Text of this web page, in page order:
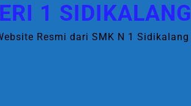
1 SIDIKALANG
Resmi dari SMK N 1 Sidikalang